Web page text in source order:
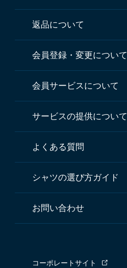
返品について
会員登録・変更について
会員サービスについて
サービスの提供について
よくある質問
シャツの選び方ガイド
お問い合わせ
コーポレートサイト